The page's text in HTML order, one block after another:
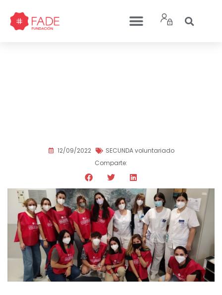
12/09/2022
SECUNDA voluntariado
Comparte: